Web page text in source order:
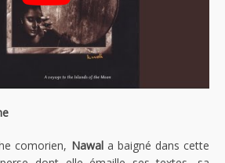
comorien, Nawala baigné dans cette